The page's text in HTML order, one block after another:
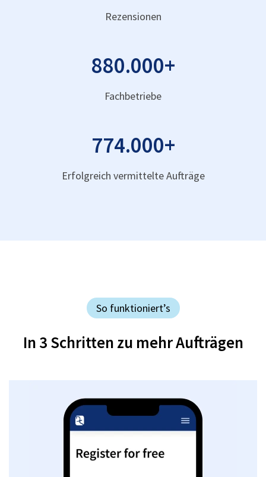
Rezensionen
880.000+
Fachbetriebe
774.000+
Erfolgreich vermittelte Aufträge
So funktioniert’s
In 3 Schritten zu mehr Aufträgen